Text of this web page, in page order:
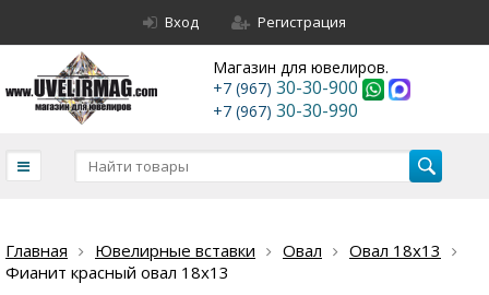
Вход Регистрация
Магазин для ювелиров.
+7 (967) 30-30-900
+7 (967) 30-30-990
Главная Ювелирные вставки Овал
Овал 18х13
Фианит красный овал 18х13